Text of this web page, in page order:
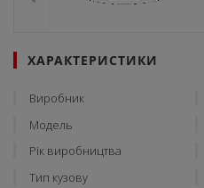
ХАРАКТЕРИСТИКИ
Виробник
Модель
Рік виробництва
Тип кузову